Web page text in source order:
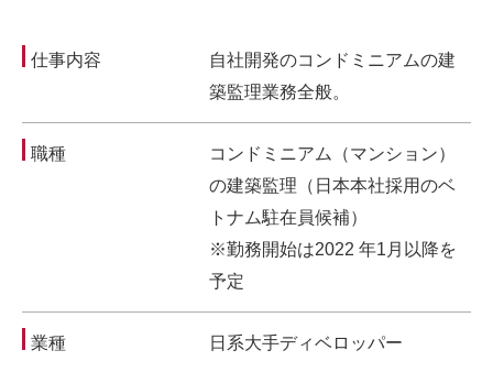
仕事内容
自社開発のコンドミニアムの建
築監理業務全般。
職種
コンドミニアム（マンション）
の建築監理（日本本社採用のベ
トナム駐在員候補）
※勤務開始は2022 年1月以降を
予定
業種 日系大手ディベロッパー